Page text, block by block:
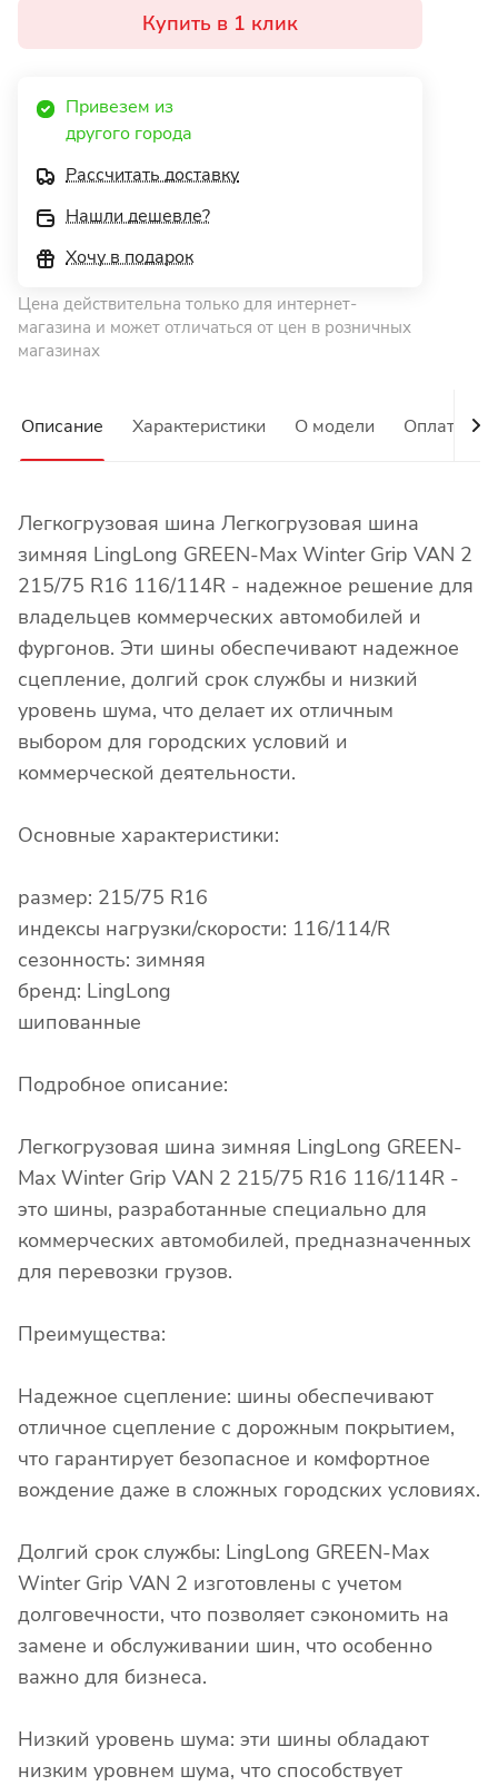
Купить в 1 клик
Привезем из
другого города
Рассчитать доставку
Нашли дешевле?
Хочу в подарок
Цена действительна только для интернет-
магазина и может отличаться от цен в розничных
магазинах
Описание Характеристики О модели Оплата
Легкогрузовая шина Легкогрузовая шина
зимняя LingLong GREEN-Max Winter Grip VAN 2
215/75 R16 116/114R - надежное решение для
владельцев коммерческих автомобилей и
фургонов. Эти шины обеспечивают надежное
сцепление, долгий срок службы и низкий
уровень шума, что делает их отличным
выбором для городских условий и
коммерческой деятельности.
Основные характеристики:
размер: 215/75 R16
индексы нагрузки/скорости: 116/114/R
сезонность: зимняя
бренд: LingLong
шипованные
Подробное описание:
Легкогрузовая шина зимняя LingLong GREEN-
Max Winter Grip VAN 2 215/75 R16 116/114R -
это шины, разработанные специально для
коммерческих автомобилей, предназначенных
для перевозки грузов.
Преимущества:
Надежное сцепление: шины обеспечивают
отличное сцепление с дорожным покрытием,
что гарантирует безопасное и комфортное
вождение даже в сложных городских условиях.
Долгий срок службы: LingLong GREEN-Max
Winter Grip VAN 2 изготовлены с учетом
долговечности, что позволяет сэкономить на
замене и обслуживании шин, что особенно
важно для бизнеса.
Низкий уровень шума: эти шины обладают
низким уровнем шума, что способствует